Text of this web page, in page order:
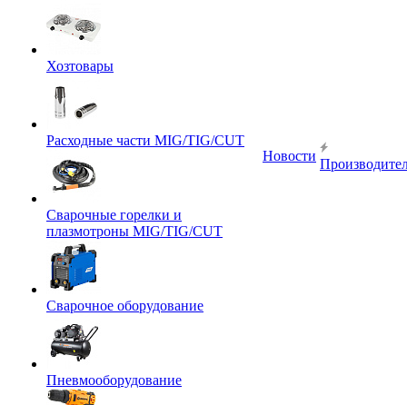
Хозтовары
Расходные части MIG/TIG/CUT
Сварочные горелки и
плазмотроны MIG/TIG/CUT
Сварочное оборудование
Пневмооборудование
Новости